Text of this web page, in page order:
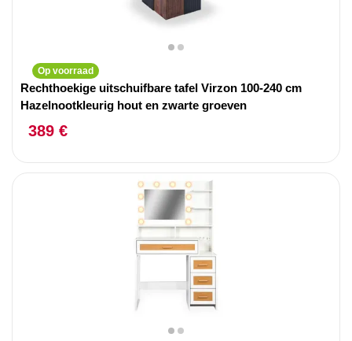
Op voorraad
Rechthoekige uitschuifbare tafel Virzon 100-240 cm
Hazelnootkleurig hout en zwarte groeven
389 €